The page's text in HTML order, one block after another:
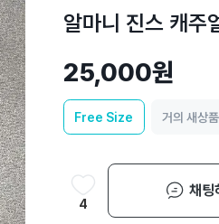
알마니 진스 캐주
25,000원
Free Size 거의 새상품
4
채팅